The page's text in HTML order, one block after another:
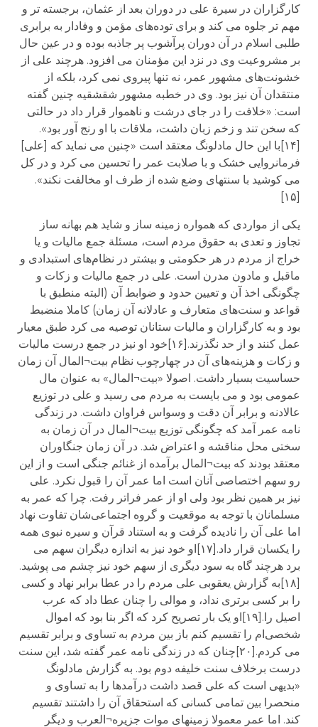
کارگزاران در سیرة علی در دوران بعد از عثمان، برجسته تر و
مهم تر جلوه می کند و برای توده‌های مؤمن و وفادار به برابری
طلبی اسلام در آن دوران پرآشوب پر جاذبه بوده و در عین حال
بر مشروعیت وی در نزد این مؤمنان می افزود. هرچند علی از
خشونت‌های مشهور عمر، نه تنها پیروی نمی کرد، بلکه از
منتقدان آن نیز بود. وی در خطبه مشهور شقشقیه چنین گفته
است: «خلافت را در جای درشت و ناهموار قرار داد در حالتی
که سخن تند و زخم زبان داشت، ملاقات با او رنج آور بود».
[۱۴]با این حال مادلونگ معتقد است «چنین می نماید که [علی]
فرمانروایی خشک و با صلابت عمر را تحسین می کرد و در کل
می کوشید با سنتهای وضع شده از طرف او مخالفت نکند».
[۱۵]
یکی از مواردی که همواره زمینه ساز و شاید هم بهانه ساز
تجاوز و تعدی به حقوق مردم است، مسئلة جمع مالیات و یا
خراج از مردم در هر حکومتی و بیشتر در نظام‌های استبدادی و
ماقبل و مادون مدرن است. علی در جمع مالیات و زکات و
چگونگی اخذ آن و تعیین حدود و ضوابط آن (البته منطبق با
قواعد و سنت‌های متعارف و عادلانه آن زمان) کاملا منضبط
بود و به کارگزاران و مالیات ستانان توصیه می کرد طبق معیار
عمل کنند و از حد نگذرند.[۱۶]خود او نیز در جمع درست مالیات
و زکات و هزینه‌های آن در چهارچوب نظام بیت¬المال آن زمان
حساسیت بسیار داشت. اصولا «بیت¬المال» به عنوان مال
عمومی بود و می بایست به مردم می رسید و علی در توزیع
عالادنه و برابر آن دقت و وسواس فراوان داشت. در زندگی
نامه عمر آمد که چگونگی توزیع بیت¬المال در آن زمان به
سختی محل مناقشه و اعتراض شد. در آن زمان جنگاوران
معتقد بودند که بیت¬المال برآمده از غنائم جنگی است و از این
رو سهم اختصاصی آنان است اما عمر آن را قبول نکرد. علی
نیز بر همین نظر بود ولی او از عمر فراتر رفت. چرا که عمر به
مسلمانان با توجه به موقعیت و گروه اجتماعی‌شان تفاوت نهاد
اما علی آن را نادیده گرفت و به استناد قرآن و سیره نبوی همه
را یکسان قرار داد.[۱۷]او خود نیز به اندازه دیگران سهم می
برد هرچند گاه به سود دیگری از سهم خود نیز چشم می پوشید.
[۱۸]به گزارش یعقوبی علی مردم را در عطا برابر نهاد و کسی
را بر کسی برتری نداد، و موالی را چنان عطا داد که عرب
اصیل را.[۱۹]او یک بار تصریح کرد که اگر بنا بود که اموال
شخصی‌ام را تقسیم کنم باز بین مردم به تساوی و برابر تقسیم
می کردم.[۲۰]چنان که در زندگی نامه عمر گفته شد، این سنت
درست برخلاف سنت خلیفه دوم بود. به گزارش مادلونگ
«بدیهی است که علی قصد داشت درآمدها را به تساوی و
منحصرا بین تمامی کسانی که استحقاق آن را داشتند تقسیم
کند. اما عمر معمولا زمینهای موات جزیره¬العرب و دیگر